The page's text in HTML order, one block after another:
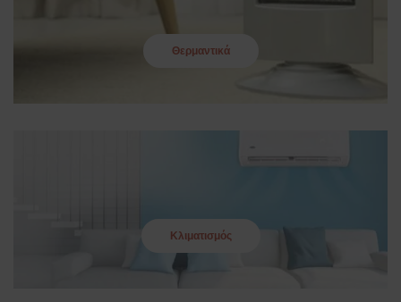
Θερμαντικά
Κλιματισμός